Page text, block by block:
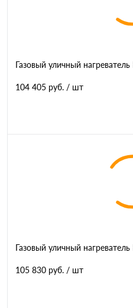
Газовый уличный
104 405 руб. / шт
Газовый уличный
105 830 руб. / шт